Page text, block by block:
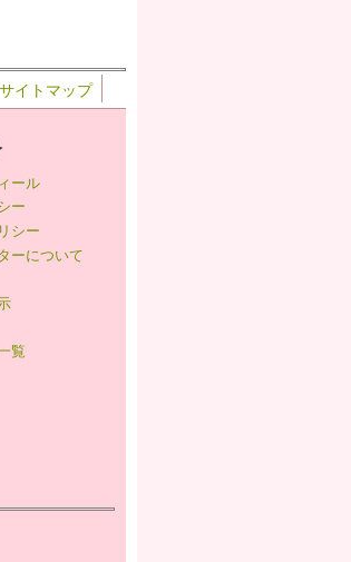
サイトマップ
ール
ー
シー
ーについて
覧